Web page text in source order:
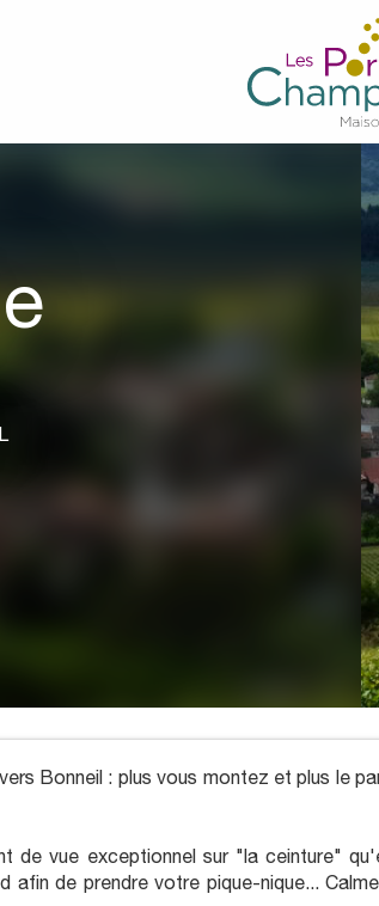
Bonneil : plus vous montez et plus le
de vue exceptionnel sur "la ceinture"
afin de prendre votre pique-nique...